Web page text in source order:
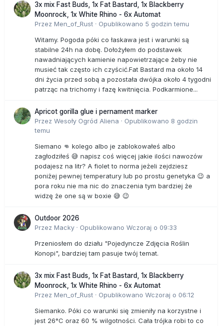
3x mix Fast Buds, 1x Fat Bastard, 1x Blackberry
Moonrock, 1x White Rhino - 6x Automat
Przez Men_of_Rust · Opublikowano 5 godzin temu
Witamy. Pogoda póki co łaskawa jest i warunki są
stabilne 24h na dobę. Dołożyłem do podstawek
nawadniających kamienie napowietrzające żeby nie
musieć tak często ich czyścić.Fat Bastard ma około 14
dni życia przed sobą a pozostała dwójka około 4 tygodni
patrząc na trichomy i fazę kwitnięcia. Podkarmione...
Apricot gorilla glue i pernament marker
Przez Wesoły Ogród Aliena · Opublikowano 8 godzin
temu
Siemano 👊 kolego albo je zablokowałeś albo
zagłodziłeś 😅 napisz coś więcej jakie ilości nawozów
podajesz na litr? A fiolet to norma jeżeli zejdziesz
poniżej pewnej temperatury lub po prostu genetyka 😉 a
pora roku nie ma nic do znaczenia tym bardziej że
widzę że one są w boxie 😅 😉
Outdoor 2026
Przez Macky · Opublikowano Wczoraj o 09:33
Przeniosłem do działu "Pojedyncze Zdjęcia Roślin
Konopi", bardziej tam pasuje twój temat.
3x mix Fast Buds, 1x Fat Bastard, 1x Blackberry
Moonrock, 1x White Rhino - 6x Automat
Przez Men_of_Rust · Opublikowano Wczoraj o 06:12
Siemanko. Póki co warunki się zmieniły na korzystne i
jest 26°C oraz 60 % wilgotności. Cała trójka robi to co